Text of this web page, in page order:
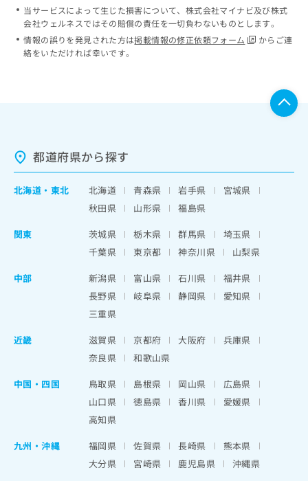
当サービスによって生じた損害について、株式会社マイナビ及び株式
会社ウェルネスではその賠償の責任を一切負わないものとします。
情報の誤りを発見された方は掲載情報の修正依頼フォーム
からご連
絡をいただければ幸いです。
都道府県から探す
北海道 ・ 東北 北海道 青森県 岩手県
宮城県
秋田県
山形県
福島県
関東
茨城県 栃木県 群馬県
埼玉県
千葉県
東京都 神奈川県
山梨県
中部
新潟県 富山県 石川県
福井県
長野県
岐阜県 静岡県
愛知県
三重県
近畿
滋賀県 京都府 大阪府
兵庫県
奈良県
和歌山県
中国・四国
鳥取県 島根県 岡山県
広島県
山口県
徳島県 香川県
愛媛県
高知県
九州・沖縄
福岡県 佐賀県 長崎県
熊本県
大分県
宮崎県 鹿児島県 沖縄県